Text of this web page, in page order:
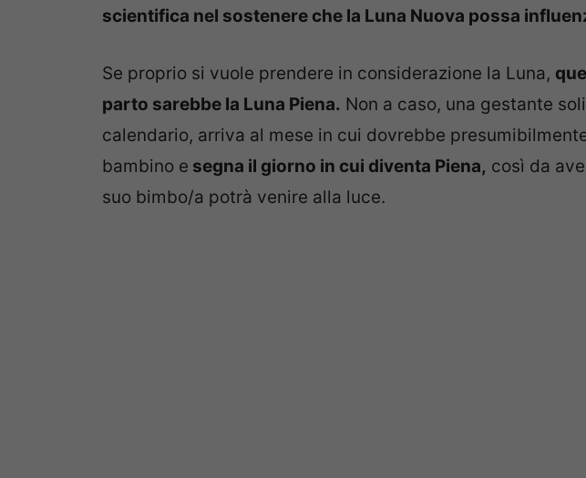
scientifica nel sostenere che la Luna Nuova possa
Se proprio si vuole prendere in considerazione la Luna,
parto sarebbe la Luna Piena. Non a caso, una gestante
calendario, arriva al mese in cui dovrebbe
bambino e segna il giorno in cui diventa Piena, così da
suo bimbo/a potrà venire alla luce.